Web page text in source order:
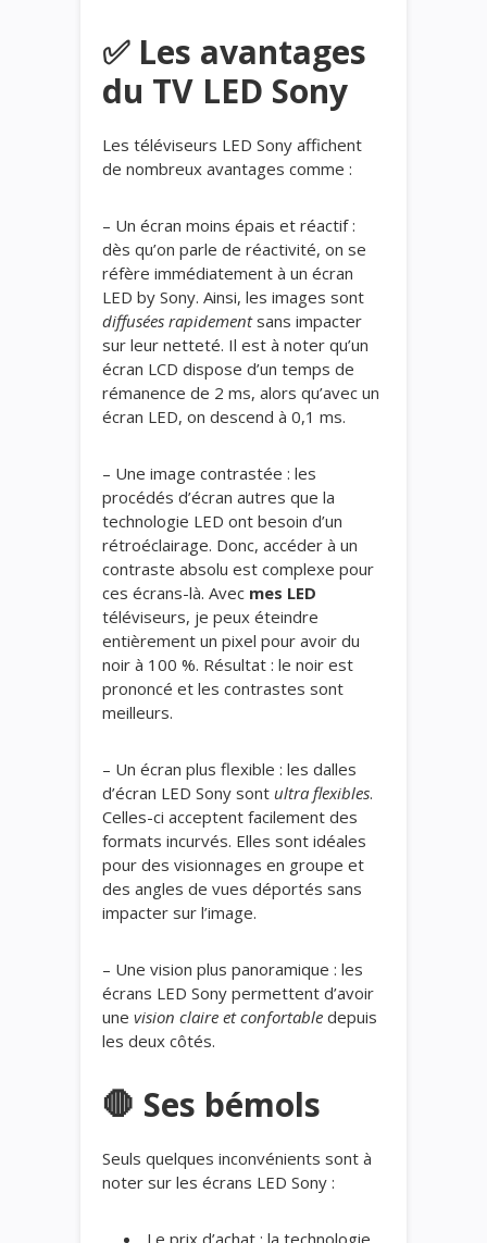
✅ Les avantages
du TV LED Sony
Les téléviseurs LED Sony affichent
de nombreux avantages comme :
– Un écran moins épais et réactif :
dès qu’on parle de réactivité, on se
réfère immédiatement à un écran
LED by Sony. Ainsi, les images sont
diffusées rapidementsans impacter
sur leur netteté. Il est à noter qu’un
écran LCD dispose d’un temps de
rémanence de 2 ms, alors qu’avec un
écran LED, on descend à 0,1 ms.
– Une image contrastée : les
procédés d’écran autres que la
technologie LED ont besoin d’un
rétroéclairage. Donc, accéder à un
contraste absolu est complexe pour
ces écrans-là. Avec mes LED
téléviseurs, je peux éteindre
entièrement un pixel pour avoir du
noir à 100 %. Résultat : le noir est
prononcé et les contrastes sont
meilleurs.
– Un écran plus flexible : les dalles
d’écran LED Sony sont ultra flexibles.
Celles-ci acceptent facilement des
formats incurvés. Elles sont idéales
pour des visionnages en groupe et
des angles de vues déportés sans
impacter sur l’image.
– Une vision plus panoramique : les
écrans LED Sony permettent d’avoir
une vision claire et confortable depuis
les deux côtés.
🛑 Ses bémols
Seuls quelques inconvénients sont à
noter sur les écrans LED Sony :
Le prix d’achat : la technologie